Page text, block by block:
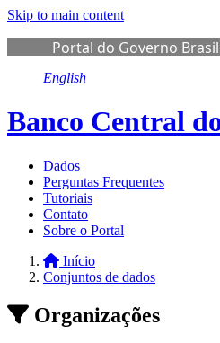
Skip to main content
Portal do Governo
English
Banco Central
Dados
Perguntas Frequentes
Tutoriais
Contato
Sobre o Portal
Início
Conjuntos de dados
Organizações